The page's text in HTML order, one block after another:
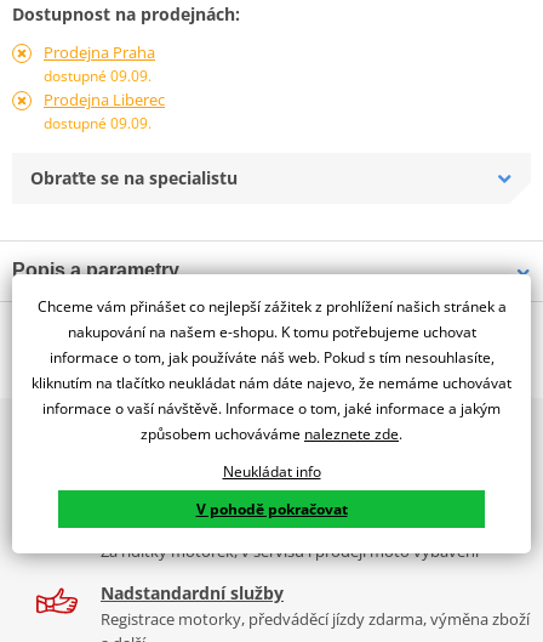
Dostupnost na prodejnách:
Prodejna Praha
dostupné 09.09.
Prodejna Liberec
dostupné 09.09.
Obraťte se na specialistu
Popis a parametry
Jsme autorizovaný
dealer značky PUIG
TOURING SCREEN W/VISOR CRF1000L AFRICA TWIN 16'-17
Tabulka velikostí
Co když mi to nebude
O výrobci
PUIG byl založen v roce 1964 ve Španělsku. Vyrábí se ve městě
Granollers poblíž Barcelony na ploše 8 000 m² v objektu, který se
dělí na 3 části: komerční, odlitkovou a kovových součástek. Již 40
let se účastní nejslavnějších závodů motocyklů po celém světě. V
naší nabídce naleznete doplňky a příslušenství například: plexi,
padací protektory a mnoho dalšího.
Zobrazit všechny produktyznačky PUIG
2x multibrand showroom
díly, to vše v Praze a Liberci
Více než 30 let zkušeností
Za řídítky motorek, v servisu i prodeji moto vybavení
Nadstandardní služby
Registrace motorky, předváděcí jízdy zdarma, výměna zboží
Chceme vám přinášet co nejlepší zážitek z prohlížení našich stránek a
nakupování na našem e-shopu. K tomu potřebujeme uchovat
informace o tom, jak používáte náš web. Pokud s tím nesouhlasíte,
kliknutím na tlačítko neukládat nám dáte najevo, že nemáme uchovávat
informace o vaší návštěvě. Informace o tom, jaké informace a jakým
způsobem uchováváme naleznete zde.
Neukládat info
V pohodě pokračovat